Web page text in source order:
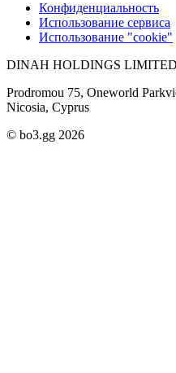
Конфиденциальность
Использование сервиса
Использование "cookie"
DINAH HOLDINGS LIMITED
Prodromou 75, Oneworld
Nicosia, Cyprus
© bo3.gg 2026